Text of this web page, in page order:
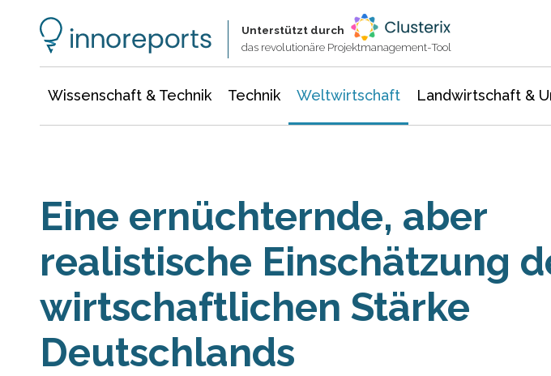
Unterstützt durch
das revolutionäre Projektmanagement-Tool
Wissenschaft & Technik Technik Weltwirtschaft Landwirtschaft &
Eine ernüchternde, aber
realistische Einschätzung
wirtschaftlichen Stärke
Deutschlands